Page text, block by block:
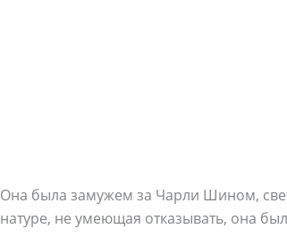
Она была замужем за Чарли Шином,
натуре, не умеющая отказывать, она